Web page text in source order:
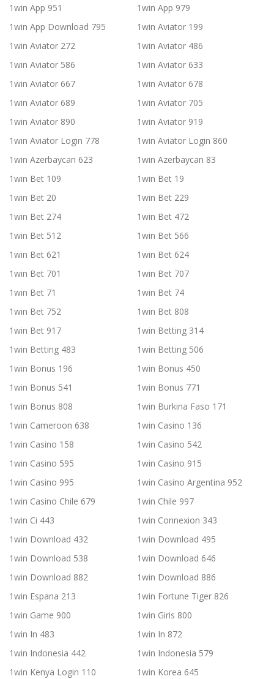
1win App 951
1win App 979
1win App Download 795
1win Aviator 199
1win Aviator 272
1win Aviator 486
1win Aviator 586
1win Aviator 633
1win Aviator 667
1win Aviator 678
1win Aviator 689
1win Aviator 705
1win Aviator 890
1win Aviator 919
1win Aviator Login 778
1win Aviator Login 860
1win Azerbaycan 623
1win Azerbaycan 83
1win Bet 109
1win Bet 19
1win Bet 20
1win Bet 229
1win Bet 274
1win Bet 472
1win Bet 512
1win Bet 566
1win Bet 621
1win Bet 624
1win Bet 701
1win Bet 707
1win Bet 71
1win Bet 74
1win Bet 752
1win Bet 808
1win Bet 917
1win Betting 314
1win Betting 483
1win Betting 506
1win Bonus 196
1win Bonus 450
1win Bonus 541
1win Bonus 771
1win Bonus 808
1win Burkina Faso 171
1win Cameroon 638
1win Casino 136
1win Casino 158
1win Casino 542
1win Casino 595
1win Casino 915
1win Casino 995
1win Casino Argentina 952
1win Casino Chile 679
1win Chile 997
1win Ci 443
1win Connexion 343
1win Download 432
1win Download 495
1win Download 538
1win Download 646
1win Download 882
1win Download 886
1win Espana 213
1win Fortune Tiger 826
1win Game 900
1win Giris 800
1win In 483
1win In 872
1win Indonesia 442
1win Indonesia 579
1win Kenya Login 110
1win Korea 645